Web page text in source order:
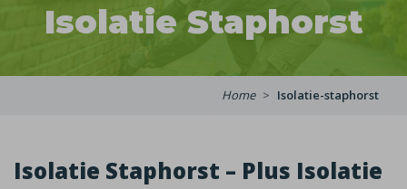
Isolatie Staphorst
Home Isolatie-staphorst
Isolatie Staphorst – Plus Isolatie